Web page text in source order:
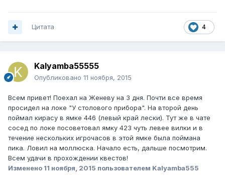
4
Цитата
Kalyamba55555
Опубликовано 11 ноября, 2015
Всем привет! Поехал на Женеву на 3 дня. Почти все время
просидел на локе "У столового прибора". На второй день
поймал кирасу в ямке 446 (левый край лески). Тут же в чате
сосед по локе посоветовал ямку 423 чуть левее вилки и в
течение нескольких игрочасов в этой ямке была поймана
пика. Ловил на моллюска. Начало есть, дальше посмотрим.
Всем удачи в прохождении квестов!
Изменено 11 ноября, 2015 пользователем Kalyamba555